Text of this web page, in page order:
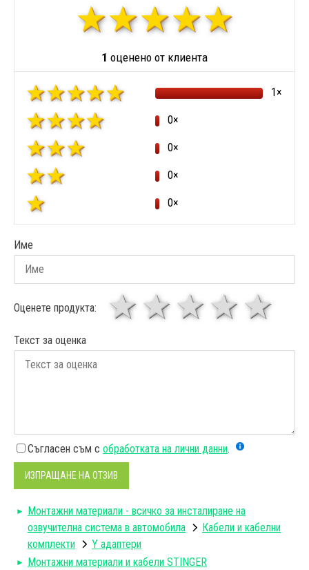
1 оценено от клиента
1×
0×
0×
0×
0×
Име
Оценете продукта: 4
3
звезди
1 звезда
Текст за оценка
Съгласен съм с обработката на лични данни.
ИЗПРАЩАНЕ НА ОТЗИВ
Монтажни материали - всичко за инсталиране на
озвучителна система в автомобила
Кабели и кабелни
комплекти
Y адаптери
Монтажни материали и кабели STINGER